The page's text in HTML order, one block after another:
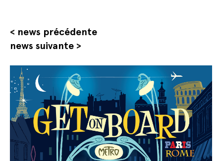
< news précédente
news suivante >